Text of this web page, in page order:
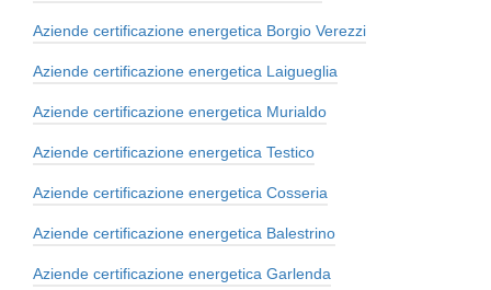
Aziende certificazione energetica Borgio Verezzi
Aziende certificazione energetica Laigueglia
Aziende certificazione energetica Murialdo
Aziende certificazione energetica Testico
Aziende certificazione energetica Cosseria
Aziende certificazione energetica Balestrino
Aziende certificazione energetica Garlenda